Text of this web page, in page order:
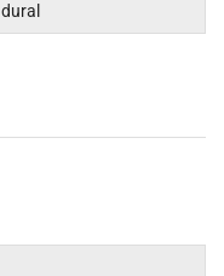
dural